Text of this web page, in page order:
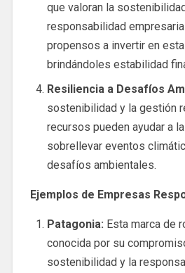
que valoran la
responsabilidad
propensos a invertir en
brindándoles estabilidad
Resiliencia a Desafíos
sostenibilidad y la gestión
recursos pueden ayudar a
sobrellevar eventos
desafíos ambientales.
Ejemplos de Empresas
Patagonia: Esta marca de
conocida por su
sostenibilidad y la